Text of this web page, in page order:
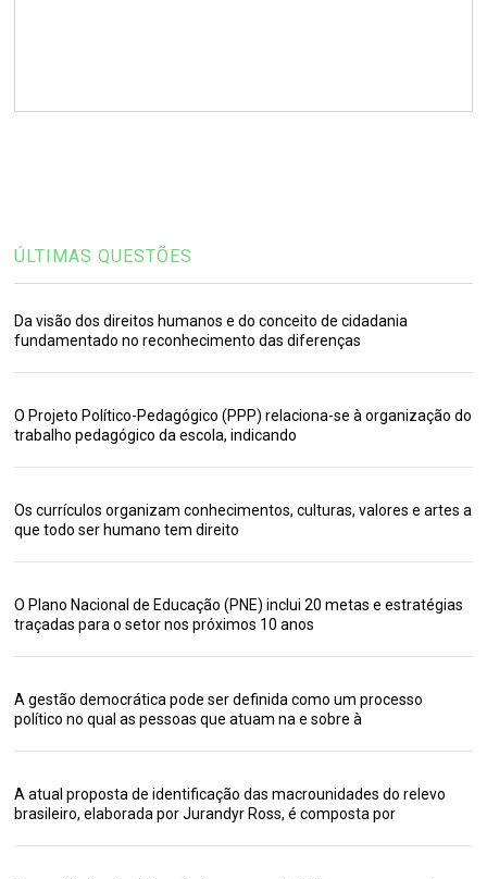
ÚLTIMAS QUESTÕES
Da visão dos direitos humanos e do conceito de cidadania
fundamentado no reconhecimento das diferenças
O Projeto Político-Pedagógico (PPP) relaciona-se à organização do
trabalho pedagógico da escola, indicando
Os currículos organizam conhecimentos, culturas, valores e artes a
que todo ser humano tem direito
O Plano Nacional de Educação (PNE) inclui 20 metas e estratégias
traçadas para o setor nos próximos 10 anos
A gestão democrática pode ser definida como um processo
político no qual as pessoas que atuam na e sobre à
A atual proposta de identificação das macrounidades do relevo
brasileiro, elaborada por Jurandyr Ross, é composta por